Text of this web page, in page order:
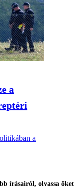
a
a
írásairól, olvassa őket